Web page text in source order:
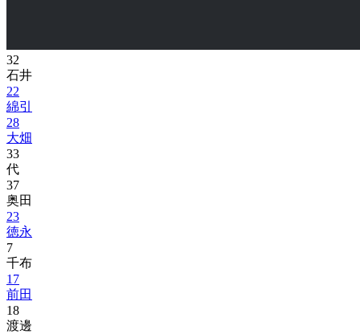
32
石井
22
綿引
28
大畑
33
代
37
奥田
23
徳永
7
千布
17
前田
18
渡邊